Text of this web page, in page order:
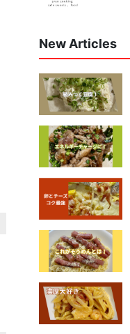
New Articles